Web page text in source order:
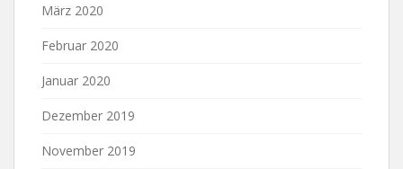
März 2020
Februar 2020
Januar 2020
Dezember 2019
November 2019